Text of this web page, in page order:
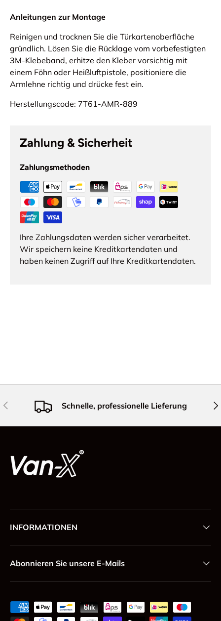
Anleitungen zur Montage
Reinigen und trocknen Sie die Türkartenoberfläche
gründlich. Lösen Sie die Rücklage vom vorbefestigten
3M-Klebeband, erhitze den Kleber vorsichtig mit
einem Föhn oder Heißluftpistole, positioniere die
Armlehne richtig und drücke fest ein.
Herstellungscode: 7T61-AMR-889
Zahlung & Sicherheit
Zahlungsmethoden
Ihre Zahlungsdaten werden sicher verarbeitet.
Wir speichern keine Kreditkartendaten und
haben keinen Zugriff auf Ihre Kreditkartendaten.
Vorherige Schnelle, professionelle Lieferung
INFORMATIONEN
Abonnieren Sie unsere E-Mails
Zahlungsmethoden